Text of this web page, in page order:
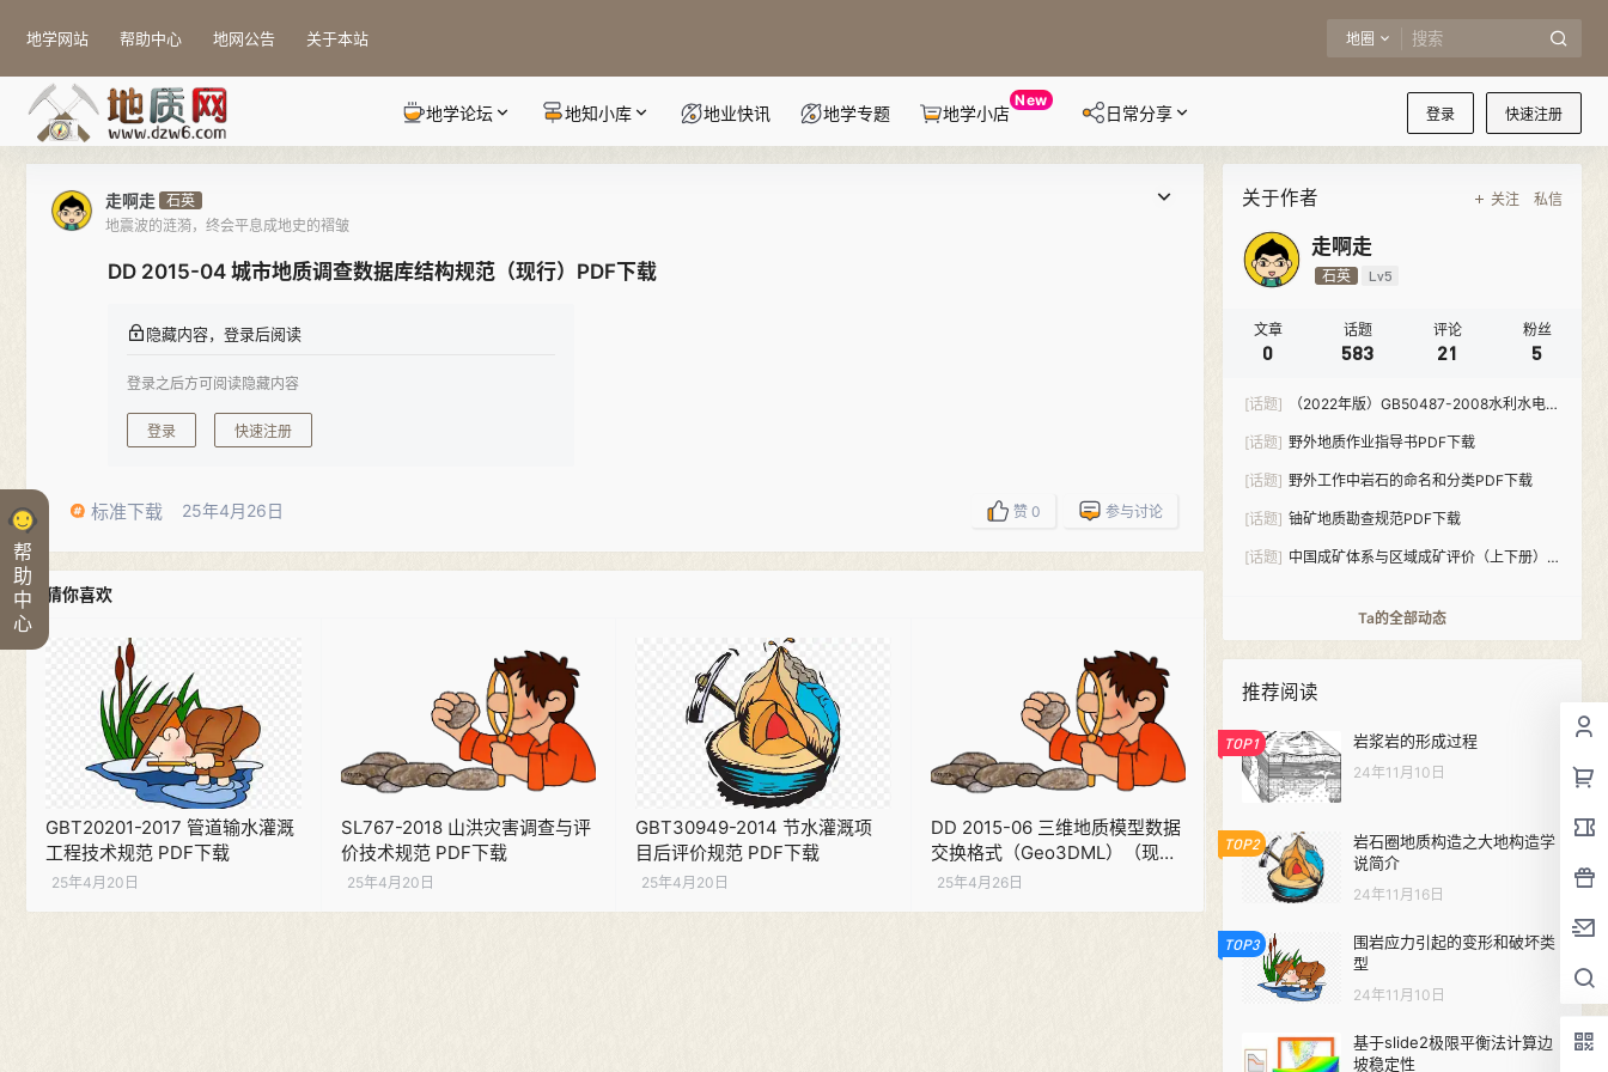
帮
助
中
心
地学网站 帮助中心 地网公告 关于本站 地圈
登录 快速注册
地学论坛 地知小库 地业快讯 地学专题 地学小店
New
日常分享
走啊走 石英
地震波的涟漪，终会平息成地史的褶皱
DD 2015-04 城市地质调查数据库结构规范（现行）PDF下载
隐藏内容，登录后阅读
登录之后方可阅读隐藏内容
登录 快速注册
标准下载 25年4月26日 赞 0 参与讨论
猜你喜欢
GBT20201-2017 管道输水灌溉
工程技术规范 PDF下载
25年4月20日
SL767-2018 山洪灾害调查与评
价技术规范 PDF下载
25年4月20日
GBT30949-2014 节水灌溉项
目后评价规范 PDF下载
25年4月20日
DD 2015-06 三维地质模型数据
交换格式（Geo3DML）（现
行）PDF下载
25年4月26日
关于作者 关注 私信
走啊走
石英 Lv5
文章
0
话题
583
评论
21
粉丝
5
[话题]
（2022年版）GB50487-2008水利水电工
[话题] 野外地质作业指导书PDF下载
[话题] 野外工作中岩石的命名和分类PDF下载
[话题] 铀矿地质勘查规范PDF下载
[话题] 中国成矿体系与区域成矿评价（上下册）
Ta的全部动态
推荐阅读
TOP1 岩浆岩的形成过程
24年11月10日
TOP2
岩石圈地质构造之大地构造学
说简介
24年11月16日
TOP3
围岩应力引起的变形和破坏类
型
24年11月10日
基于slide2极限平衡法计算边
坡稳定性